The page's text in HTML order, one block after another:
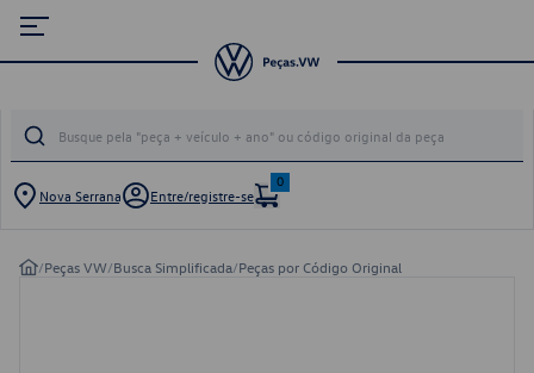
Nova Serrana Entre/registre-se
0
/Peças VW/Busca Simplificada/Peças por Código Original